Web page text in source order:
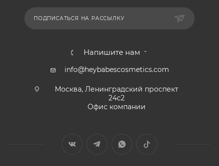
ПОДПИСАТЬСЯ НА РАССЫЛКУ
Напишите нам
info@heybabescosmetics.com
Москва, Ленинградский проспект
24с2
Офис компании